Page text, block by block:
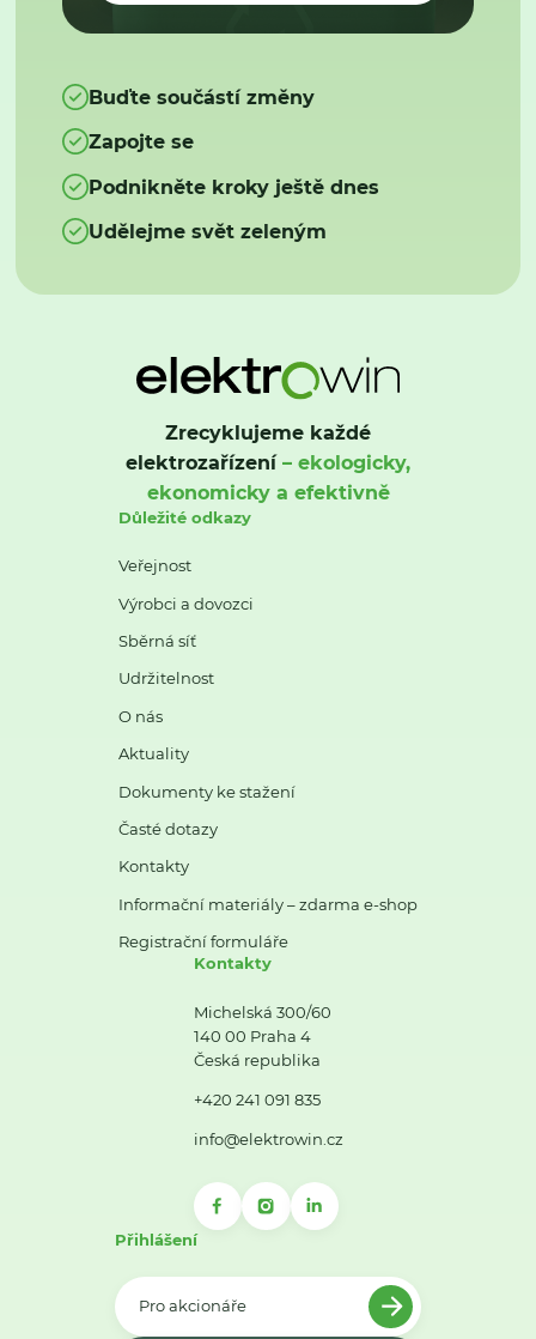
Buďte součástí změny
Zapojte se
Podnikněte kroky ještě dnes
Udělejme svět zeleným
Zrecyklujeme každé
elektrozařízení– ekologicky,
ekonomicky a efektivně
Důležité odkazy
Veřejnost
Výrobci a dovozci
Sběrná síť
Udržitelnost
O nás
Aktuality
Dokumenty ke stažení
Časté dotazy
Kontakty
Informační materiály – zdarma e-shop
Registrační formuláře
Kontakty
Michelská 300/60
140 00 Praha 4
Česká republika
+420 241 091 835
info@elektrowin.cz
Přihlášení
Pro akcionáře